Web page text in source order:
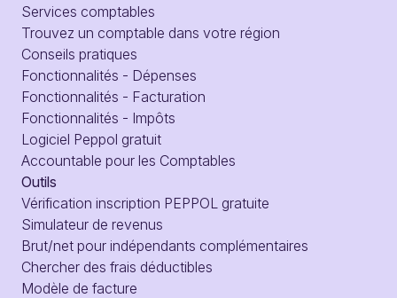
Services comptables
Trouvez un comptable dans votre région
Conseils pratiques
Fonctionnalités - Dépenses
Fonctionnalités - Facturation
Fonctionnalités - Impôts
Logiciel Peppol gratuit
Accountable pour les Comptables
Outils
Vérification inscription PEPPOL gratuite
Simulateur de revenus
Brut/net pour indépendants complémentaires
Chercher des frais déductibles
Modèle de facture